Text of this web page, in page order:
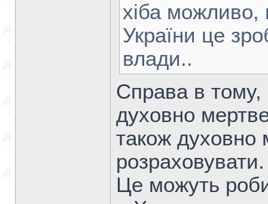
хіба можливо,
України це
влади..
Справа в тому,
духовно
також духовно
розраховувати.
Це можуть